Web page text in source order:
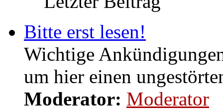
Wichtige
um hier einen
Moderator: Moderator